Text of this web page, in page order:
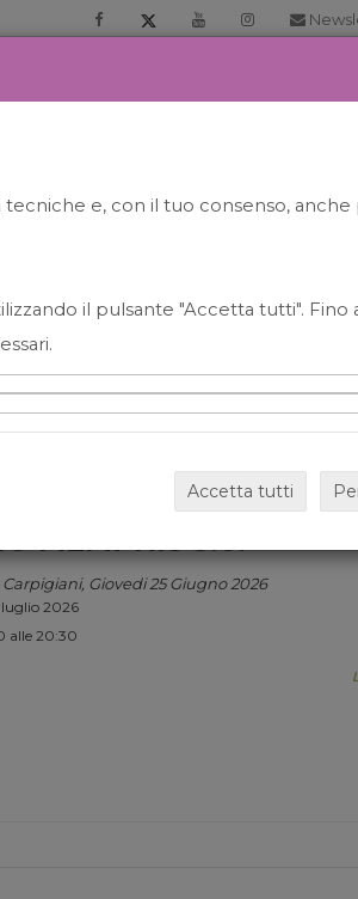
HOUR GRECO CON
MEMPHIS 3.0.
Giovedi 25 Giugno 2026
luglio 2026
alle 20:30
e, con il tuo consenso,
il pulsante "Accetta tutti". Fino
Accetta tutti